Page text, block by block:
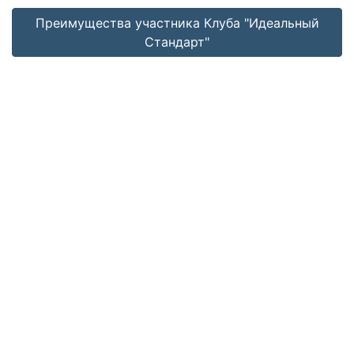
Преимущества участника Клуба "Идеальный
Стандарт"